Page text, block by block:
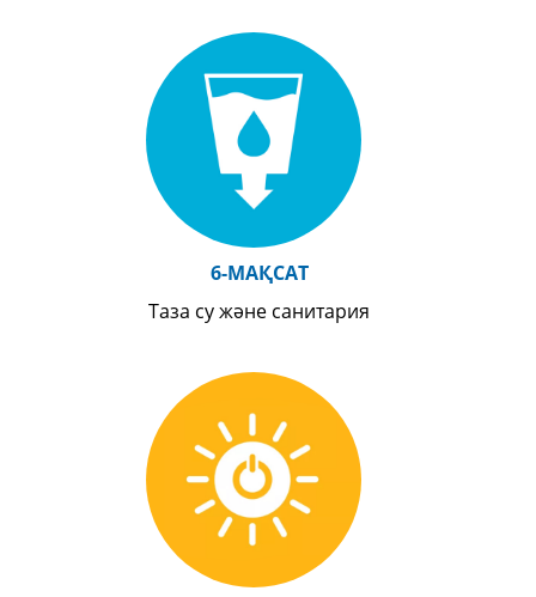
6-МАҚСАТ
Таза су және санитария